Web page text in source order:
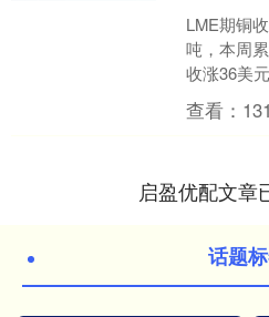
LME期铜
吨，本周
收涨36美
收涨50美
查看： 131
启盈优配文章
话题